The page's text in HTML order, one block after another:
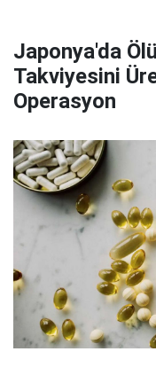
Japonya'da
Takviyesini
Operasyon